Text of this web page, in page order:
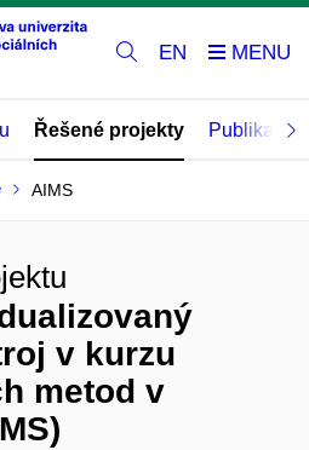
EN
Řešené projekty Publikace
AIMS
v kurzu
metod v